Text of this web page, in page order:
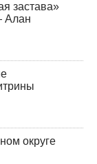
застава»
Алан
округе